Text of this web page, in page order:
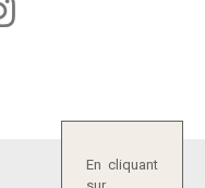
En cliquant